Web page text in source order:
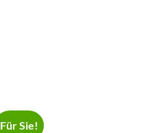
Für Sie!